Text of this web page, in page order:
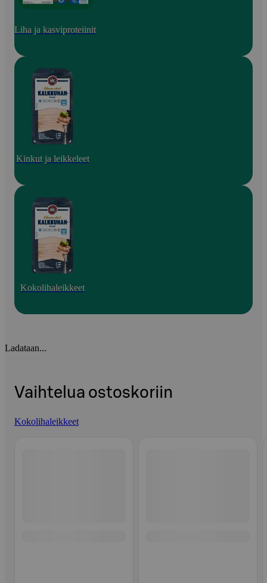
Liha ja kasviproteiinit
Kinkut ja leikkeleet
Kokolihaleikkeet
Ladataan...
Vaihtelua ostoskoriin
Kokolihaleikkeet